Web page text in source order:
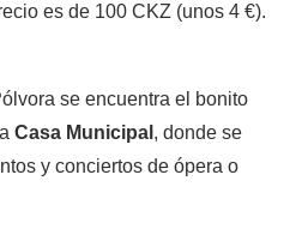
es de 100 CKZ (unos 4 €).
se encuentra el bonito
Casa Municipal , donde se
y conciertos de ópera o